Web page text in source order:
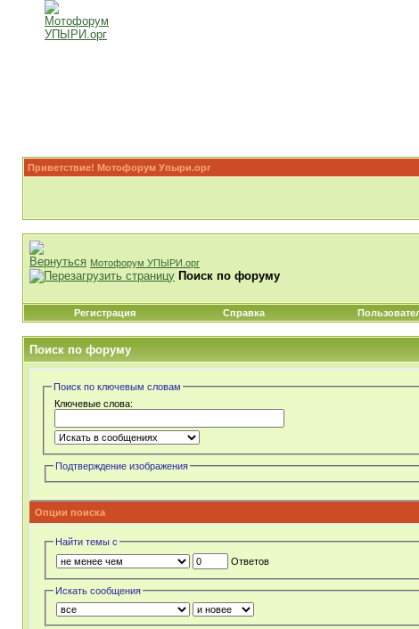
Приветствие! Мотофорум Упыри.орг
Мотофорум УПЫРИ.орг
Поиск по форуму
Регистрация Справка
Поиск по форуму
Поиск по ключевым словам
Ключевые слова:
Подтверждение изображения
Опции поиска
Найти темы с
Ответов
Искать сообщения